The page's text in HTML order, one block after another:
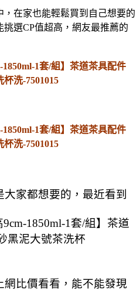
在家也能輕鬆買到自己想要的
選CP值超高，網友最推薦的
1850ml-1套/組】茶道茶具配件
洗-7501015
1850ml-1套/組】茶道茶具配件
洗-7501015
家都想要的，最近看到
1850ml-1套/組】茶道
黑泥大號茶洗杯
比價看看，能不能發現